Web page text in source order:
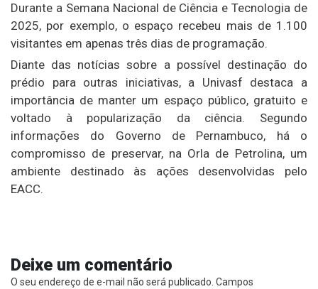
Durante a Semana Nacional de Ciência e Tecnologia de
2025, por exemplo, o espaço recebeu mais de 1.100
visitantes em apenas três dias de programação.
Diante das notícias sobre a possível destinação do
prédio para outras iniciativas, a Univasf destaca a
importância de manter um espaço público, gratuito e
voltado à popularização da ciência. Segundo
informações do Governo de Pernambuco, há o
compromisso de preservar, na Orla de Petrolina, um
ambiente destinado às ações desenvolvidas pelo
EACC.
Deixe um comentário
O seu endereço de e-mail não será publicado. Campos